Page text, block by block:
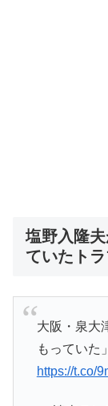
塩野入隆
ていたトラ
大阪・泉
もっていた
https://t.co/